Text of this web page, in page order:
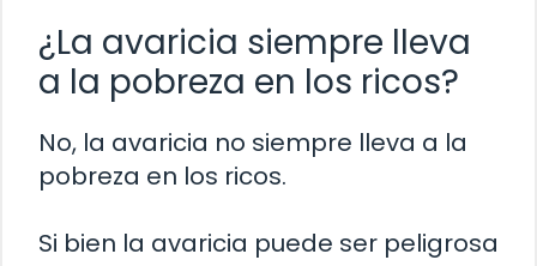
¿La avaricia siempre lleva
a la pobreza en los ricos?
No, la avaricia no siempre lleva a la
pobreza en los ricos.
Si bien la avaricia puede ser peligrosa